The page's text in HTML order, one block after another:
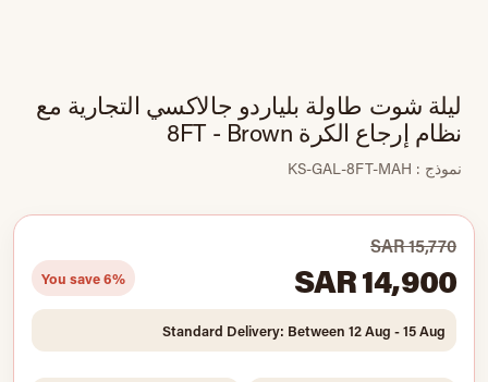
ليلة شوت طاولة بلياردو جالاكسي التجارية مع
نظام إرجاع الكرة 8FT - Brown
نموذج : KS-GAL-8FT-MAH
SAR 15,770
SAR 14,900
You save 6%
Standard Delivery: Between 12 Aug - 15 Aug